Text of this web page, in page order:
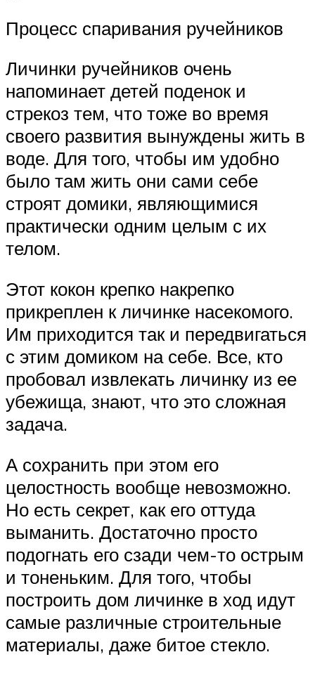
Процесс спаривания ручейников
Личинки ручейников очень
напоминает детей поденок и
стрекоз тем, что тоже во время
своего развития вынуждены жить в
воде. Для того, чтобы им удобно
было там жить они сами себе
строят домики, являющимися
практически одним целым с их
телом.
Этот кокон крепко накрепко
прикреплен к личинке насекомого.
Им приходится так и передвигаться
с этим домиком на себе. Все, кто
пробовал извлекать личинку из ее
убежища, знают, что это сложная
задача.
А сохранить при этом его
целостность вообще невозможно.
Но есть секрет, как его оттуда
выманить. Достаточно просто
подогнать его сзади чем-то острым
и тоненьким. Для того, чтобы
построить дом личинке в ход идут
самые различные строительные
материалы, даже битое стекло.